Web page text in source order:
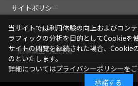
サイトポリシー
ソーシャルメディアポリシー
一般事業主行動計画
当サイトでは利用体験の向上およびコン
ラフィックの分析を目的としてCookieを
サイトの閲覧を継続された場合、Cookie
のといたします。
詳細についてはプライバシーポリシーを
承諾する